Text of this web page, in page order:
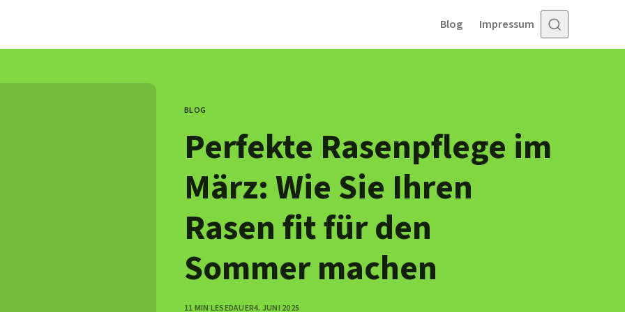
Blog Impressum
CATEGORY
BLOG
Perfekte Rasenpflege im
März: Wie Sie Ihren
Rasen fit für den
Sommer machen
11 MIN LESEDAUERPUBLISHED
4. JUNI 2025